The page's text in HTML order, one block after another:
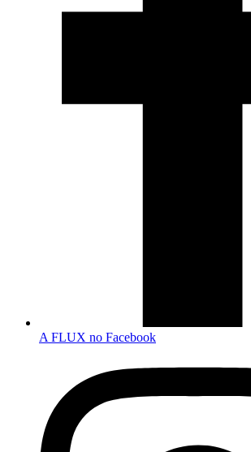
A FLUX no Facebook